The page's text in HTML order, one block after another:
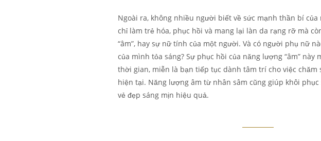
Ngoài ra, không nhiều người biết về sức mạnh thần bí của
chỉ làm trẻ hóa, phục hồi và mang lại làn da rạng rỡ mà
“âm”, hay sự nữ tính của một người. Và có người phụ nữ
của mình tỏa sáng? Sự phục hồi của năng lượng “âm”
thời gian, miễn là bạn tiếp tục dành tâm trí cho việc chăm
hiện tại. Năng lượng âm từ nhân sâm cũng giúp khôi phục
vẻ đẹp sáng mịn hiệu quả.